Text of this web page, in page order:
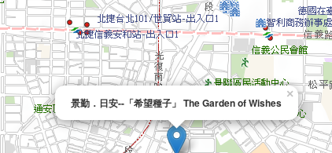
景勤．日安--「希望種子」 The Garden of Wishes
×